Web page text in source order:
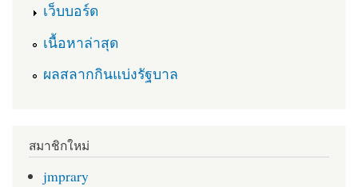
เว็บบอร์ด
เนื้อหาล่าสุด
ผลสลากกินแบ่งรัฐบาล
สมาชิกใหม่
jmprary